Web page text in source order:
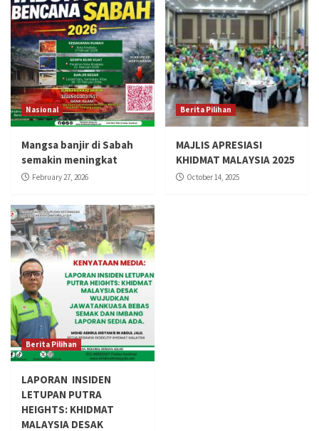
Nasional
Mangsa banjir di Sabah
semakin meningkat
February 27, 2026
Berita Pilihan
MAJLIS APRESIASI
KHIDMAT MALAYSIA 2025
October 14, 2025
Berita Pilihan
LAPORAN INSIDEN
LETUPAN PUTRA
HEIGHTS: KHIDMAT
MALAYSIA DESAK